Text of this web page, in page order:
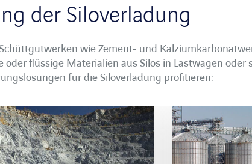
der Siloverladung
wie Zement- und
flüssige Materialien aus Silos in Lastwagen oder
für die Siloverladung profitieren: